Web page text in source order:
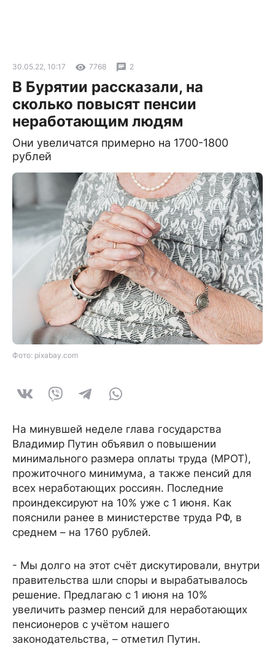
30.05.22, 10:17 7768 2
В Бурятии рассказали, на
сколько повысят пенсии
неработающим людям
Они увеличатся примерно на 1700-1800
рублей
Фото: pixabay.com
На минувшей неделе глава государства
Владимир Путин объявил о повышении
минимального размера оплаты труда (МРОТ),
прожиточного минимума, а также пенсий для
всех неработающих россиян. Последние
проиндексируют на 10% уже с 1 июня. Как
пояснили ранее в министерстве труда РФ, в
среднем – на 1760 рублей.
- Мы долго на этот счёт дискутировали, внутри
правительства шли споры и вырабатывалось
решение. Предлагаю с 1 июня на 10%
увеличить размер пенсий для неработающих
пенсионеров с учётом нашего
законодательства, – отметил Путин.